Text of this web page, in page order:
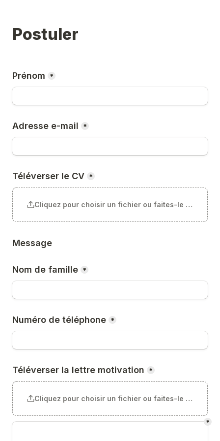
Postuler
Prénom *
Adresse e-mail *
Téléverser le CV *
Cliquez pour choisir un fichier ou faites-le glisser ici
Message
Nom de famille *
Numéro de téléphone *
Téléverser la lettre motivation *
Cliquez pour choisir un fichier ou faites-le glisser ici
*